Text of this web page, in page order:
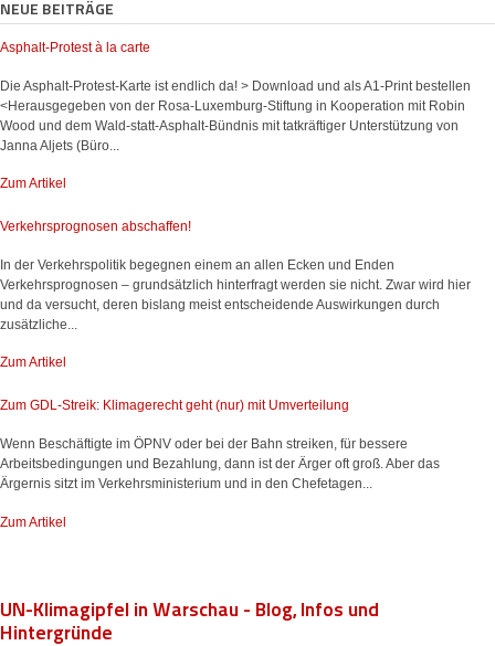
NEUE BEITRÄGE
Asphalt-Protest à la carte
Die Asphalt-Protest-Karte ist endlich da! > Download und als A1-Print bestellen
<Herausgegeben von der Rosa-Luxemburg-Stiftung in Kooperation mit Robin
Wood und dem Wald-statt-Asphalt-Bündnis mit tatkräftiger Unterstützung von
Janna Aljets (Büro...
Zum Artikel
Verkehrsprognosen abschaffen!
In der Verkehrspolitik begegnen einem an allen Ecken und Enden
Verkehrsprognosen – grundsätzlich hinterfragt werden sie nicht. Zwar wird hier
und da versucht, deren bislang meist entscheidende Auswirkungen durch
zusätzliche...
Zum Artikel
Zum GDL-Streik: Klimagerecht geht (nur) mit Umverteilung
Wenn Beschäftigte im ÖPNV oder bei der Bahn streiken, für bessere
Arbeitsbedingungen und Bezahlung, dann ist der Ärger oft groß. Aber das
Ärgernis sitzt im Verkehrsministerium und in den Chefetagen...
Zum Artikel
UN-Klimagipfel in Warschau - Blog, Infos und
Hintergründe